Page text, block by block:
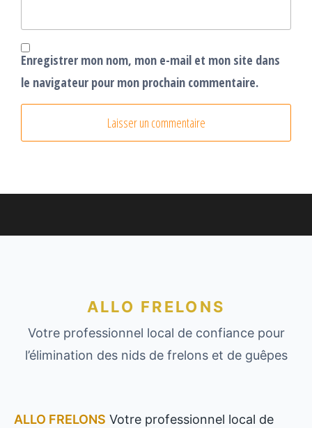
Enregistrer mon nom, mon e-mail et mon site dans
le navigateur pour mon prochain commentaire.
ALLO FRELONS
Votre professionnel local de confiance pour
l’élimination des nids de frelons et de guêpes
ALLO FRELONS Votre professionnel local de